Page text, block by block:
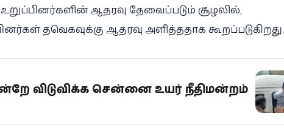
உறுப்பினர்களின் ஆதரவு தேவைப்படும் சூழலில்,
தவெகவுக்கு ஆதரவு அளித்ததாக கூறப்படுகிறது.
விடுவிக்க சென்னை உயர் நீதிமன்றம்